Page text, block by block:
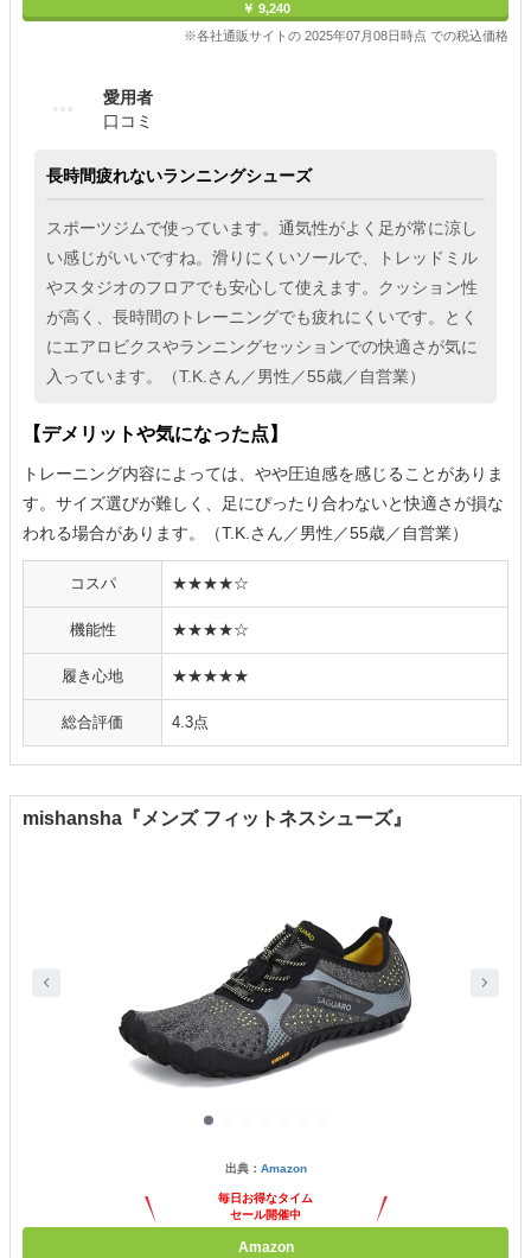
￥ 9,240
※各社通販サイトの 2025年07月08日時点 での税込価格
愛用者
口コミ
長時間疲れないランニングシューズ
スポーツジムで使っています。通気性がよく足が常に涼し
い感じがいいですね。滑りにくいソールで、トレッドミル
やスタジオのフロアでも安心して使えます。クッション性
が高く、長時間のトレーニングでも疲れにくいです。とく
にエアロビクスやランニングセッションでの快適さが気に
入っています。（T.K.さん／男性／55歳／自営業）
【デメリットや気になった点】
トレーニング内容によっては、やや圧迫感を感じることがありま
す。サイズ選びが難しく、足にぴったり合わないと快適さが損な
われる場合があります。（T.K.さん／男性／55歳／自営業）
コスパ ★★★★☆
機能性 ★★★★☆
履き心地 ★★★★★
総合評価 4.3点
mishansha『メンズ フィットネスシューズ』
出典： Amazon
毎日お得なタイム
セール開催中
Amazon